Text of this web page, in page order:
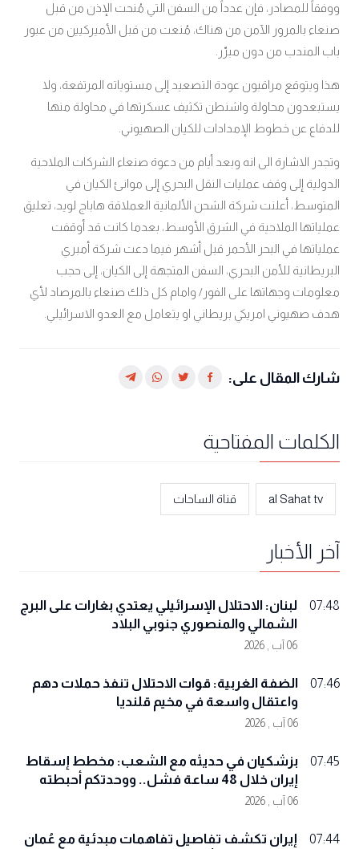
ووفقاً للمصادر، فإن عدداً من السفن التي مُنحت الإذن من قبل
صنعاء بالمرور الآمن من هناك، مُنعت من قبل الأميركيين من عبور
باب المندب من دون مبرّر.
هذا ويتوقع مراقبون عودة التصعيد إلى مستوياته المرتفعة، ولا
يستبعدون محاولة واشنطن تكثيف عسكرتها في محاولة منها
للدفاع عن خطوط الإمدادات للكيان الصهيوني.
وتجدر الاشارة الى انه وبعد أيام من دعوة صنعاء الشركات الملاحية
الدولية إلى وقف عمليات النقل البحري إلى موانئ الكيان في
المتوسط، أعلنت شركة الشحن الألمانية العملاقة هاباج لويد، تعليق
عملياتها الملاحية في الشرق الأوسط، بعدما كانت قد أوقفت
عملياتها في البحر الأحمر قبل أشهر فيما دعت شركة أمبري
البريطانية للأمن البحري، السفن المتجهة إلى الكيان، إلى حجب
معلومات وجهاتها على الفور / وامام كل ذلك صنعاء بالمرصاد لأي
هدف صهيوني امريكي بريطاني او يتعامل مع العدو الاسرائيلي.
شارك المقال على:
الكلمات المفتاحية
al Sahat tv قناة الساحات
آخر الأخبار
07:48
لبنان: الاحتلال الإسرائيلي يعتدي بغارات على البرج
الشمالي والمنصوري جنوبي البلاد
06 آب , 2026
07:46
الضفة الغربية: قوات الاحتلال تنفذ حملات دهم
واعتقال واسعة في مخيم قلنديا
06 آب , 2026
07:45
بزشكيان في حديثه مع الشعب: مخطط إسقاط
إيران خلال 48 ساعة فشل.. ووحدتكم أحبطته
06 آب , 2026
07:44
إيران تكشف تفاصيل تفاهمات مبدئية مع عُمان